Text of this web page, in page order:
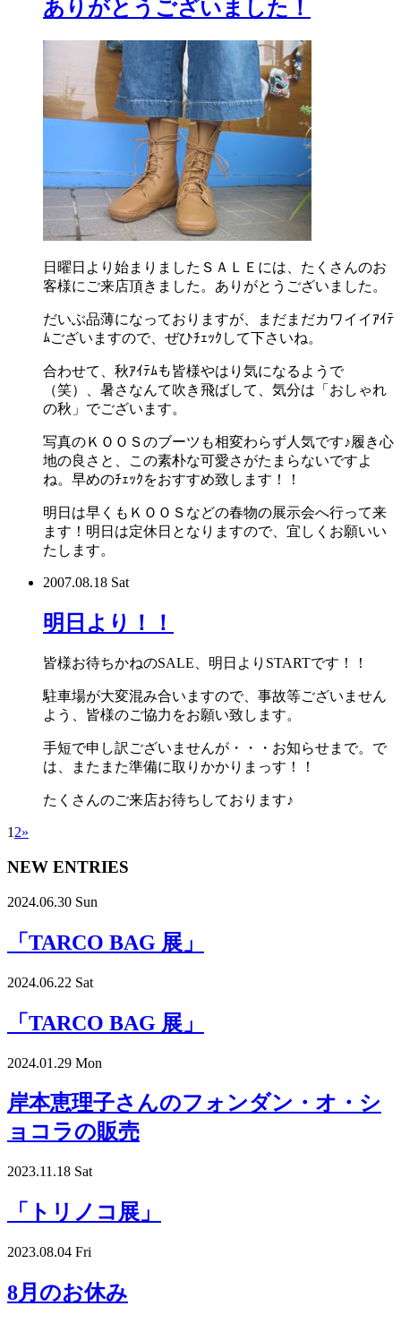
ありがとうございました！
日曜日より始まりましたＳＡＬＥには、たくさんのお
客様にご来店頂きました。ありがとうございました。
だいぶ品薄になっておりますが、まだまだカワイイｱｲﾃ
ﾑございますので、ぜひﾁｪｯｸして下さいね。
合わせて、秋ｱｲﾃﾑも皆様やはり気になるようで
（笑）、暑さなんて吹き飛ばして、気分は「おしゃれ
の秋」でございます。
写真のＫＯＯＳのブーツも相変わらず人気です♪履き心
地の良さと、この素朴な可愛さがたまらないですよ
ね。早めのﾁｪｯｸをおすすめ致します！！
明日は早くもＫＯＯＳなどの春物の展示会へ行って来
ます！明日は定休日となりますので、宜しくお願いい
たします。
2007.08.18 Sat
明日より！！
皆様お待ちかねのSALE、明日よりSTARTです！！
駐車場が大変混み合いますので、事故等ございません
よう、皆様のご協力をお願い致します。
手短で申し訳ございませんが・・・お知らせまで。で
は、またまた準備に取りかかりまっす！！
たくさんのご来店お待ちしております♪
12»
NEW ENTRIES
2024.06.30 Sun
「TARCO BAG 展」
2024.06.22 Sat
「TARCO BAG 展」
2024.01.29 Mon
岸本恵理子さんのフォンダン・オ・シ
ョコラの販売
2023.11.18 Sat
「トリノコ展」
2023.08.04 Fri
8月のお休み